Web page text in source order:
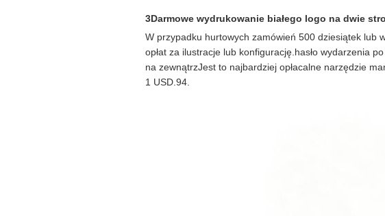
3Darmowe wydrukowanie białego logo na dwie
W przypadku hurtowych zamówień 500 dziesiątek lub
opłat za ilustracje lub konfigurację.hasło wydarzenia
na zewnątrzJest to najbardziej opłacalne narzędzie
1 USD.94.